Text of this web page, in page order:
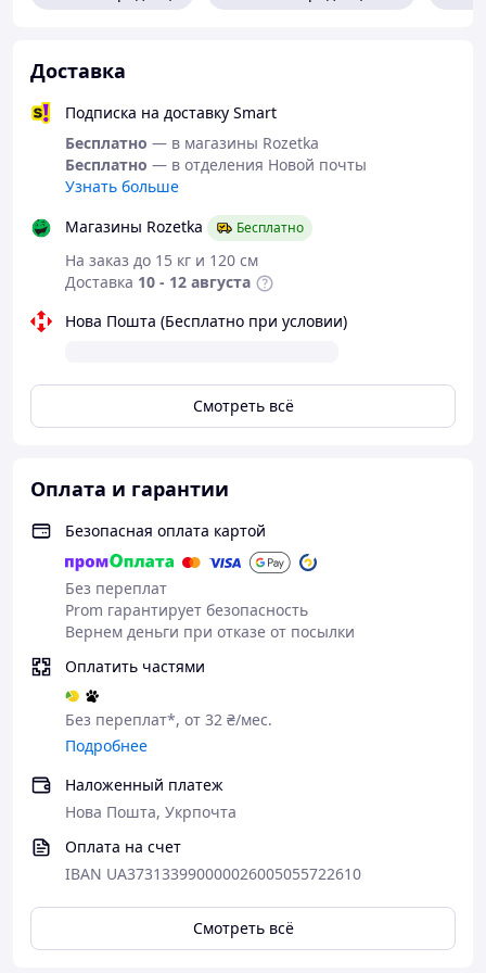
36см., полуобхват талии 32.5см.
37см., полуобхват талии 33см.
Доставка
Подписка на доставку Smart
Бесплатно — в магазины Rozetka
Бесплатно — в отделения Новой почты
Узнать больше
Магазины Rozetka
Бесплатно
На заказ до 15 кг и 120 см
Доставка 10 - 12 августа
Нова Пошта (Бесплатно при условии)
Смотреть всё
Оплата и гарантии
Безопасная оплата картой
Без переплат
Prom гарантирует безопасность
Вернем деньги при отказе от посылки
Оплатить частями
Без переплат*, от 32 ₴/мес.
Подробнее
Наложенный платеж
Нова Пошта, Укрпочта
Оплата на счет
IBAN UA373133990000026005055722610
Смотреть всё